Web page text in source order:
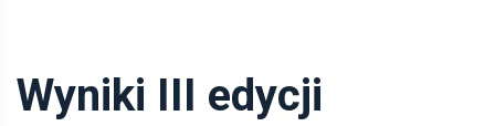
Wyniki III edycji